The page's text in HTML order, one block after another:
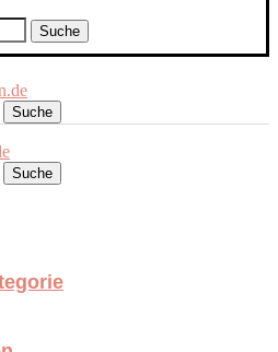
Suche
Suche
Suche